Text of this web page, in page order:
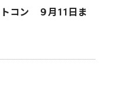
トコン ９月11日ま